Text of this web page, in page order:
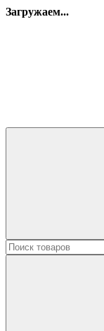
Загружаем...